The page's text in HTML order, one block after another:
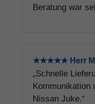
Beratung war
★★★★★ Herr
„Schnelle
Kommunikation
Nissan Juke.“